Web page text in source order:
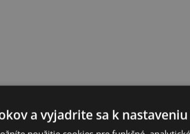
a vyjadrite sa k